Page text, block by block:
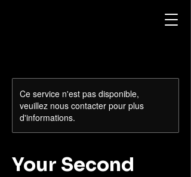
Ce service n'est pas disponible,
veuillez nous contacter pour plus
d'informations.
Your Second